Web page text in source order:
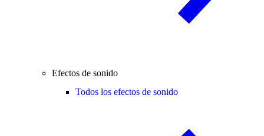
Efectos de sonido
Todos los efectos de sonido